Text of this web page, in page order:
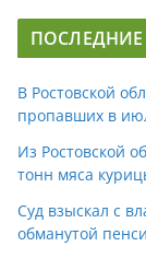
В Ростовской
пропавших в
Из Ростовской
тонн мяса
Суд взыскал с
обманутой